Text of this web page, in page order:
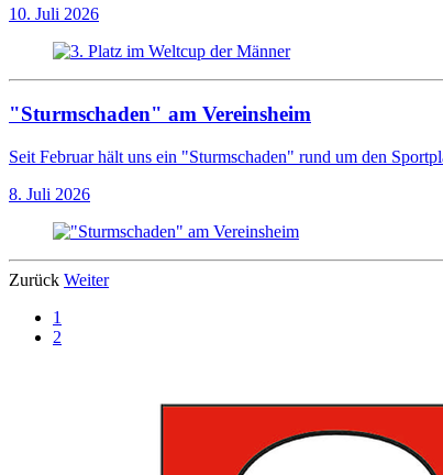
10. Juli 2026
"Sturmschaden" am Vereinsheim
Seit Februar hält uns ein "Sturmschaden" rund um den
8. Juli 2026
Zurück Weiter
1
2